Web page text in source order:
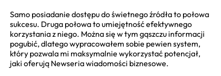
Samo posiadanie dostępu do świetnego źródła to połowa
sukcesu. Druga połowa to umiejętność efektywnego
korzystania z niego. Można się w tym gąszczu informacji
pogubić, dlatego wypracowałem sobie pewien system,
który pozwala mi maksymalnie wykorzystać potencjał,
jaki oferują Newseria wiadomości biznesowe.